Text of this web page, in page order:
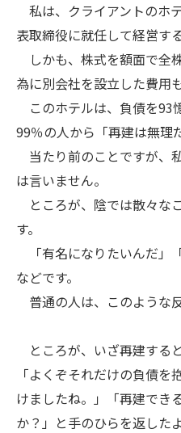
私は、クライアントのホ
表取締役に就任して経営す
しかも、株式を額面で全
為に別会社を設立した費用
このホテルは、負債を93
99％の人から「再建は無理
当たり前のことですが、
は言いません。
ところが、陰では散々な
す。
「有名になりたいんだ」
などです。
普通の人は、このような
ところが、いざ再建する
「よくぞそれだけの負債
けましたね。」「再建でき
か？」と手のひらを返した